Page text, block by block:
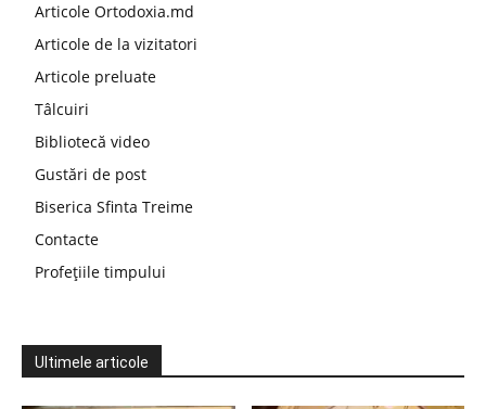
Articole Ortodoxia.md
Articole de la vizitatori
Articole preluate
Tâlcuiri
Bibliotecă video
Gustări de post
Biserica Sfinta Treime
Contacte
Profețiile timpului
Ultimele articole